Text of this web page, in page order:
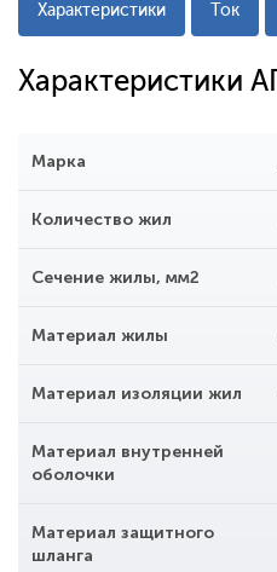
Характеристики Ток
Характеристики
Марка
Количество жил
Сечение жилы, мм2
Материал жилы
Материал изоляции жил
Материал внутренней
оболочки
Материал защитного
шланга